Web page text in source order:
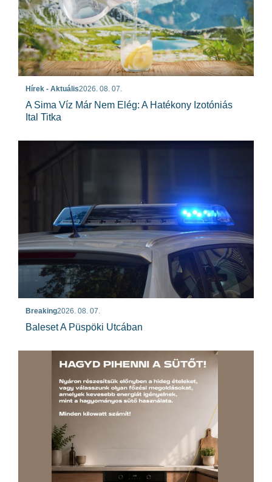
Hírek - Aktuális2026. 08. 07.
A Sima Víz Már Nem Elég: A Hatékony Izotóniás
Ital Titka
Breaking2026. 08. 07.
Baleset A Püspöki Utcában